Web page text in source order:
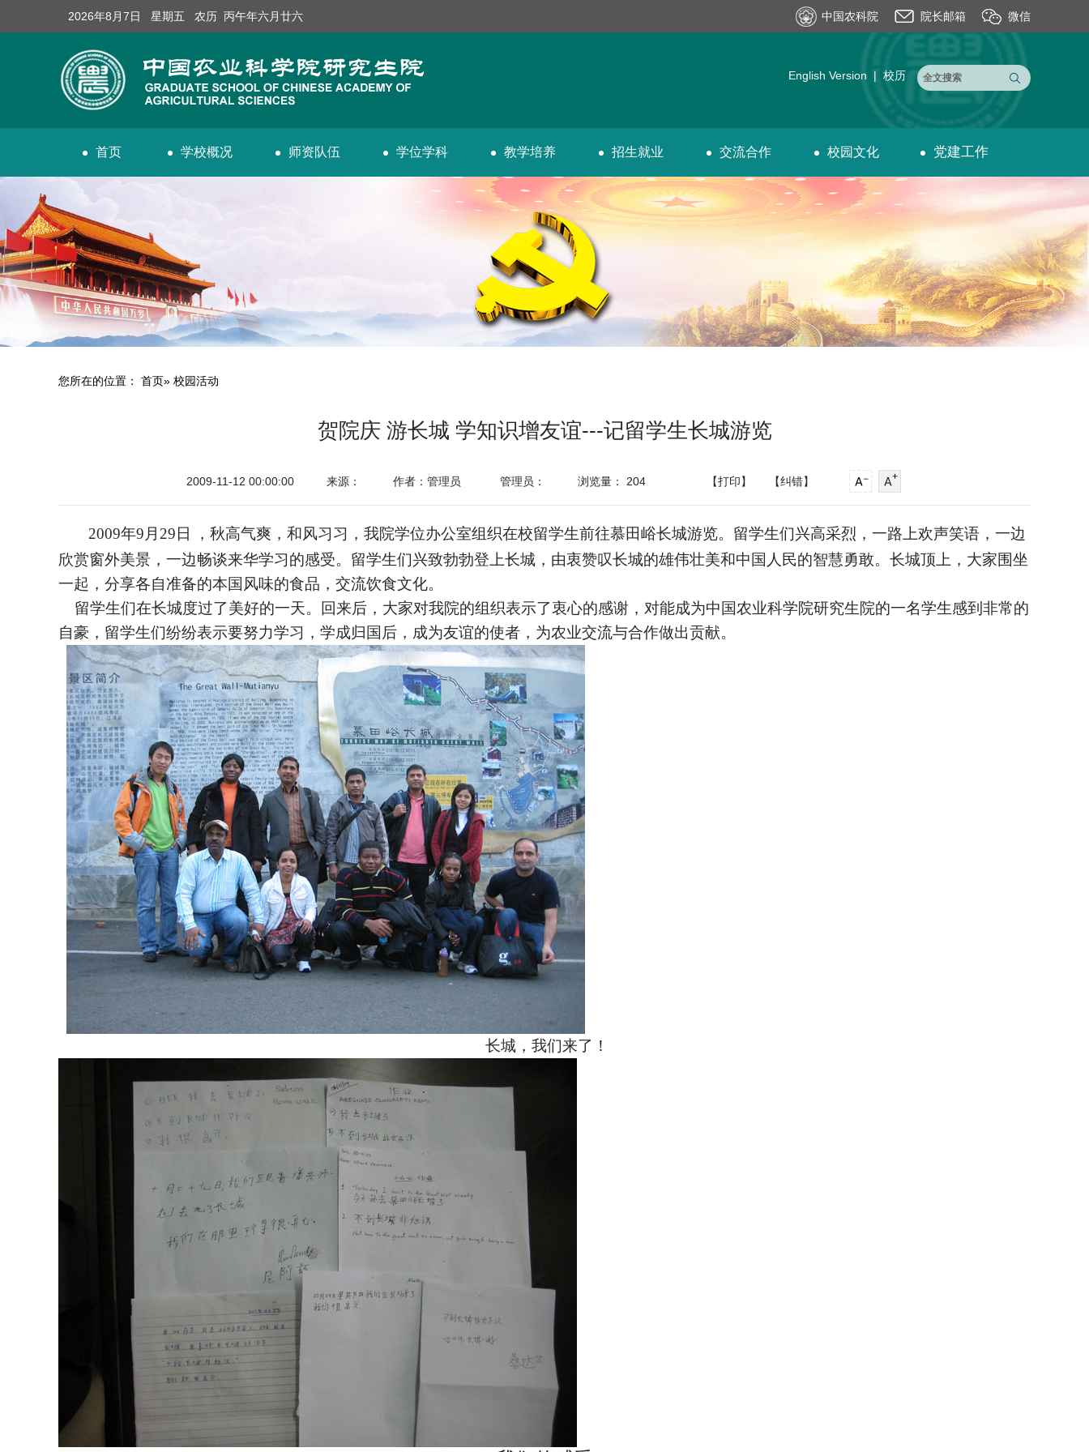
2026年8月7日 星期五 农历 丙午年六月廿六 中国农科院 院长邮箱 微信
English Version | 校历
首页 学校概况 师资队伍 学位学科 教学培养 招生就业 交流合作 校园文化 党建工作
您所在的位置： 首页» 校园活动
贺院庆 游长城 学知识增友谊---记留学生长城游览
2009-11-12 00:00:00 来源： 作者：管理员 管理员： 浏览量： 204 【打印】 【纠错】
2009年9月 29日
，秋高气爽，和风习习，我院学位办公室组织在校留学生前往慕田峪长城游览。留学生们兴高采烈，一路上欢声笑语，一边
欣赏窗外美景，一边畅谈来华学习的感受。留学生们兴致勃勃登上长城，由衷赞叹长城的雄伟壮美和中国人民的智慧勇敢。长城顶上，大家围坐
一起，分享各自准备的本国风味的食品，交流饮食文化。
留学生们在长城度过了美好的一天。回来后，大家对我院的组织表示了衷心的感谢，对能成为中国农业科学院研究生院的一名学生感到非常的
自豪，留学生们纷纷表示要努力学习，学成归国后，成为友谊的使者，为农业交流与合作做出贡献。
长城，我们来了！